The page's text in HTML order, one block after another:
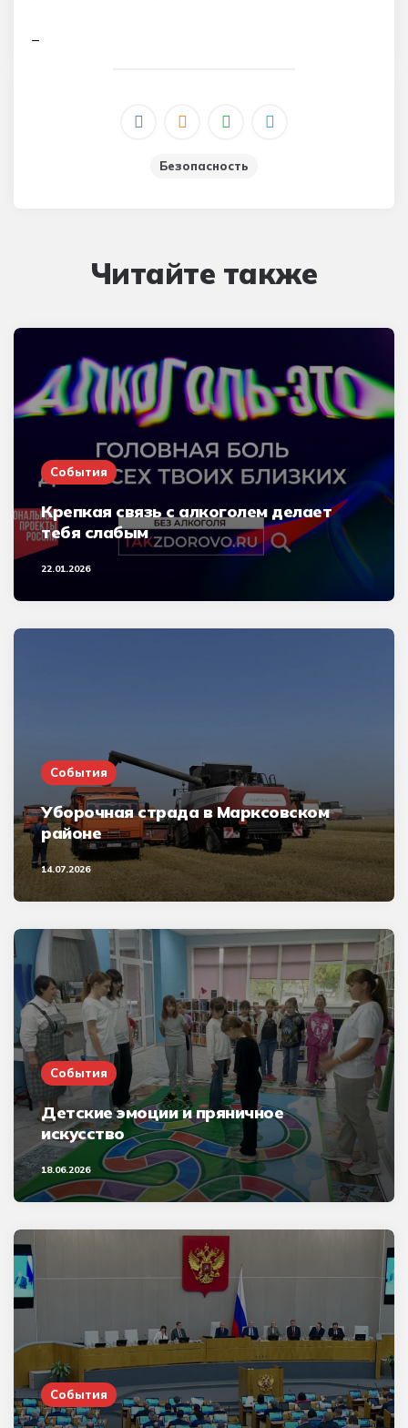
Безопасность
Читайте также
События
Крепкая связь с алкоголем делает
тебя слабым
22.01.2026
События
Уборочная страда в Марксовском
районе
14.07.2026
События
Детские эмоции и пряничное
искусство
18.06.2026
События